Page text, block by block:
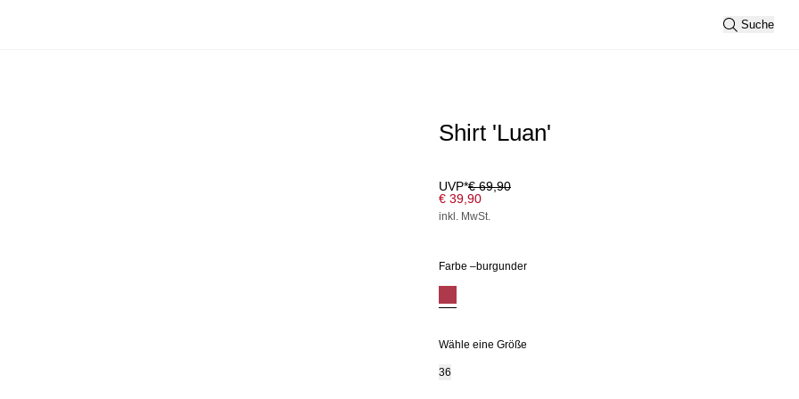
Suche
Shirt 'Luan'
UVP*€ 69,90
€ 39,90
inkl. MwSt.
Farbe –burgunder
Wähle eine Größe
36